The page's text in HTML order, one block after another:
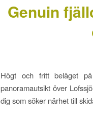
Genuin
Högt och fritt beläget
panoramautsikt över
dig som söker närhet till